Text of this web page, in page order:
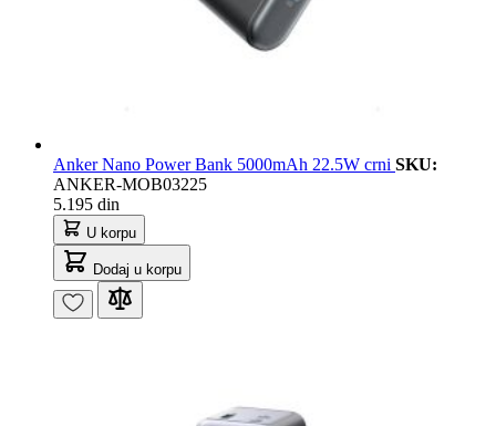
Anker Nano Power Bank 5000mAh 22.5W crni SKU:
ANKER-MOB03225
5.195 din
U korpu
Dodaj u korpu